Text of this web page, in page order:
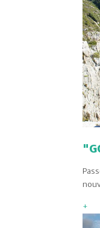
+